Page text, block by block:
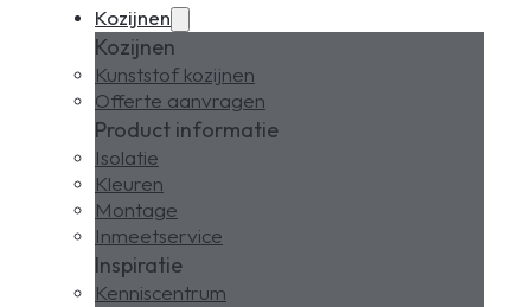
Kozijnen
Kozijnen
Kunststof kozijnen
Offerte aanvragen
Product informatie
Isolatie
Kleuren
Montage
Inmeetservice
Inspiratie
Kenniscentrum